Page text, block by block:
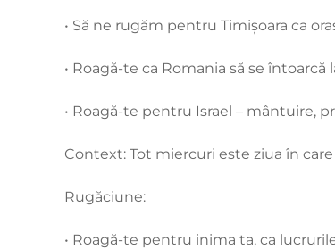
• Să ne rugăm pentru Timișoara ca
• Roagă-te ca Romania să se
• Roagă-te pentru Israel – mântuire,
Context: Tot miercuri este ziua în
Rugăciune:
• Roagă-te pentru inima ta, ca